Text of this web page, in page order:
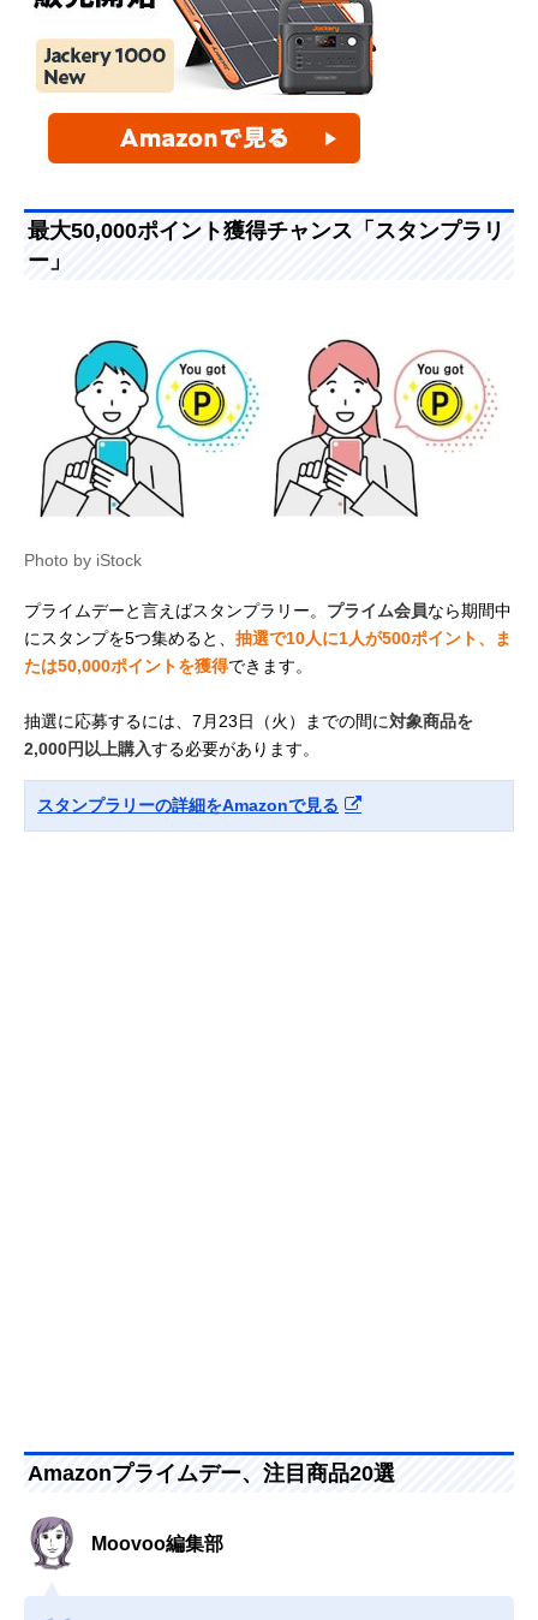
最大50,000ポイント獲得チャンス「スタンプラリ
ー」
Photo by iStock
プライムデーと言えばスタンプラリー。 プライム会員なら期間中
にスタンプを5つ集めると、 抽選で10人に1人が500ポイント、ま
たは50,000ポイントを獲得できます。
抽選に応募するには、7月23日（火）までの間に対象商品を
2,000円以上購入する必要があります。
スタンプラリーの詳細をAmazonで見る
Amazonプライムデー、注目商品20選
Moovoo編集部